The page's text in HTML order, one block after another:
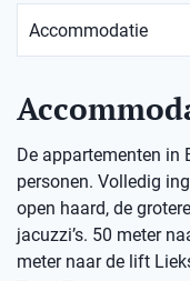
De appartementen in
personen. Volledig
open haard, de
jacuzzi’s. 50 meter
meter naar de lift